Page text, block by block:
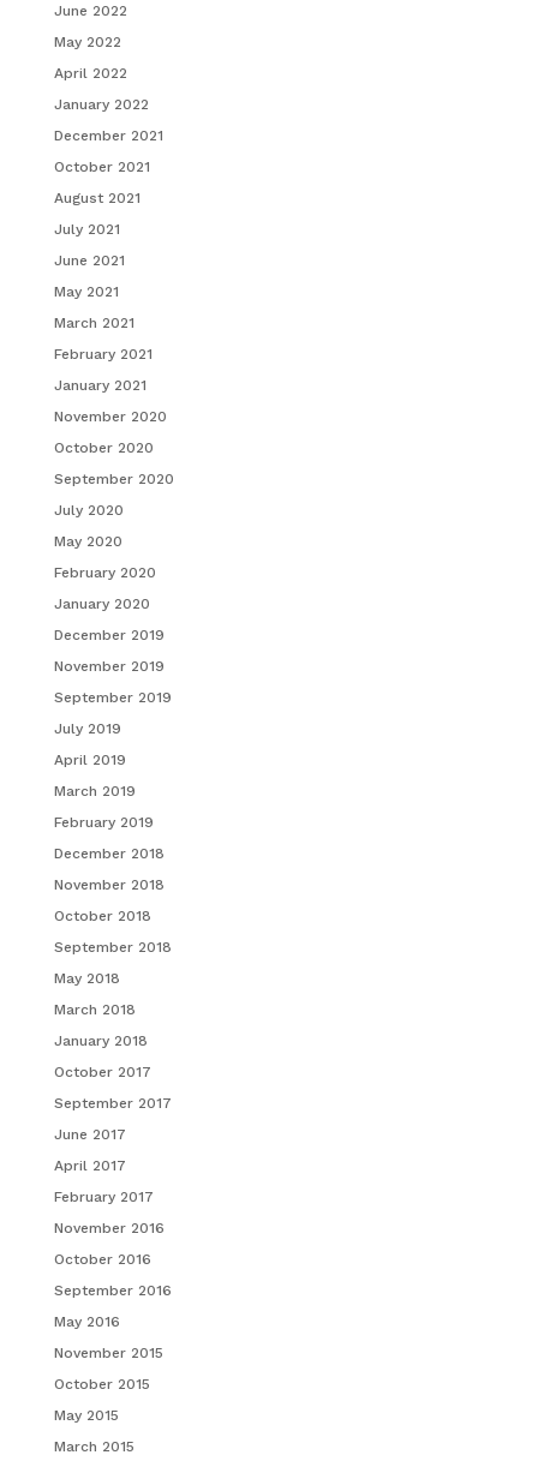
June 2022
May 2022
April 2022
January 2022
December 2021
October 2021
August 2021
July 2021
June 2021
May 2021
March 2021
February 2021
January 2021
November 2020
October 2020
September 2020
July 2020
May 2020
February 2020
January 2020
December 2019
November 2019
September 2019
July 2019
April 2019
March 2019
February 2019
December 2018
November 2018
October 2018
September 2018
May 2018
March 2018
January 2018
October 2017
September 2017
June 2017
April 2017
February 2017
November 2016
October 2016
September 2016
May 2016
November 2015
October 2015
May 2015
March 2015